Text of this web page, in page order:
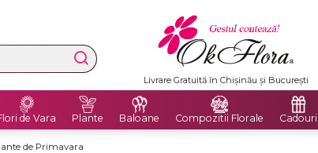
Livrare Gratuită în Chișinău și București
de Vara Plante Baloane Compozitii Florale Cadouri
de Primavara